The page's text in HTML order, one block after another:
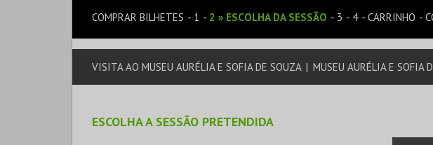
COMPRAR BILHETES 1 2 » ESCOLHA DA SESSÃO 3 4 CARRINHO
VISITA AO MUSEU AURÉLIA E SOFIA DE SOUZA | MUSEU AURÉLIA E SOFIA
ESCOLHA A SESSÃO PRETENDIDA